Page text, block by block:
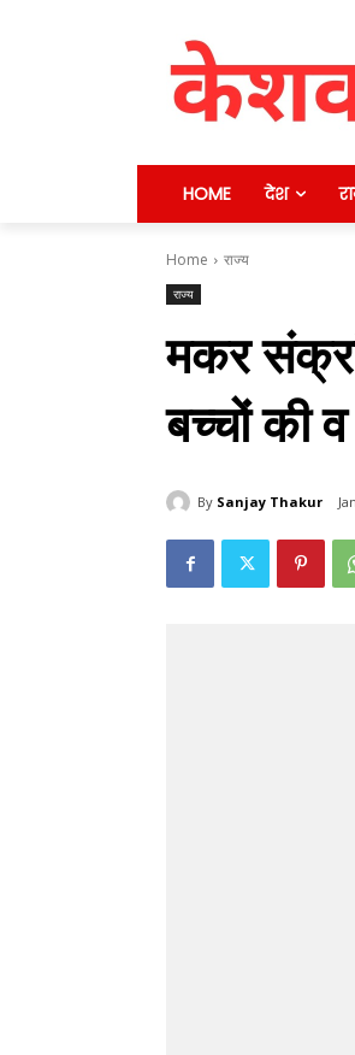
HOME देश
Home राज्य
राज्य
मकर
बच्चों की
By Sanjay Thakur